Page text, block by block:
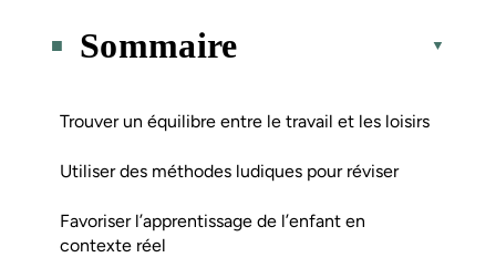
Sommaire
Trouver un équilibre entre le travail et les loisirs
Utiliser des méthodes ludiques pour réviser
Favoriser l’apprentissage de l’enfant en
contexte réel